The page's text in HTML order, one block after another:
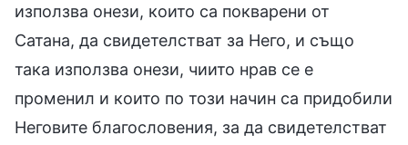
използва онези, които са покварени от
Сатана, да свидетелстват за Него, и също
така използва онези, чиито нрав се е
променил и които по този начин са придобили
Неговите благословения, за да свидетелстват